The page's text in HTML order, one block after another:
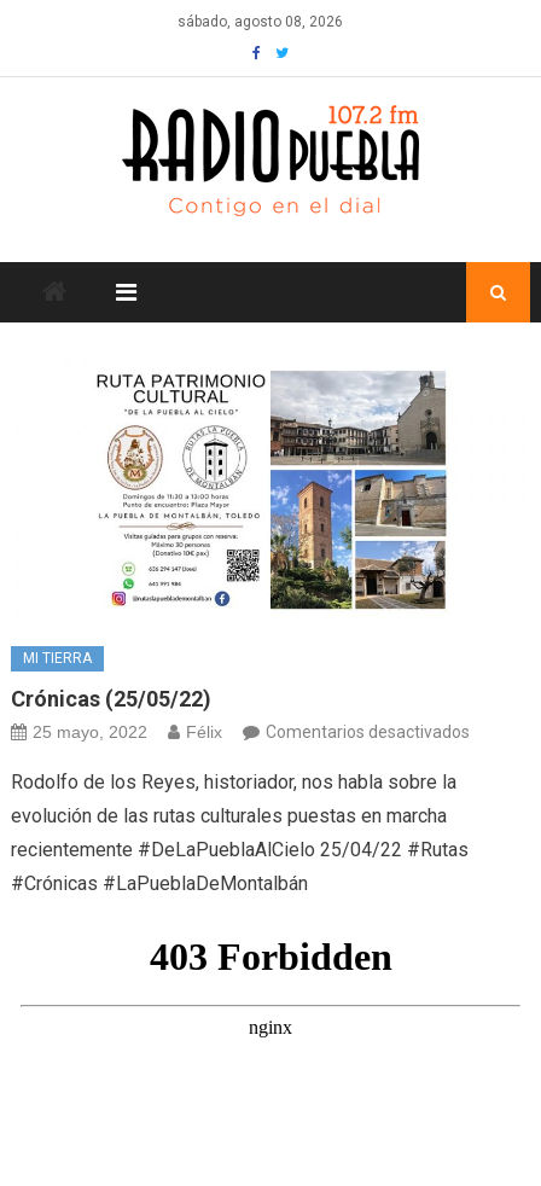
content
sábado, agosto 08, 2026
MI TIERRA
Crónicas (25/05/22)
25 mayo, 2022 Félix Comentarios desactivadosen
Rodolfo de los Reyes, historiador, nos habla sobre la
evolución de las rutas culturales puestas en marcha
recientemente #DeLaPueblaAlCielo 25/04/22 #Rutas
#Crónicas #LaPueblaDeMontalbán